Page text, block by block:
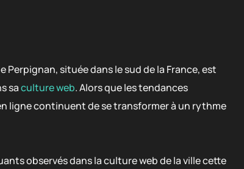
Perpignan, située dans le sud de la France, est
saculture web. Alors que les tendances
ligne continuent de se transformer à un rythme
observés dans la culture web de la ville cette